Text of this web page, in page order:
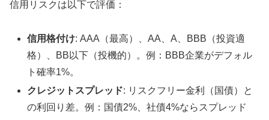
信用リスクは以下で評価：
信用格付け: AAA（最高）、AA、A、BBB（投資適
格）、BB以下（投機的）。例：BBB企業がデフォル
ト確率1%。
クレジットスプレッド: リスクフリー金利（国債）と
の利回り差。例：国債2%、社債4%ならスプレッド